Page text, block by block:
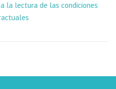
la lectura de las condiciones